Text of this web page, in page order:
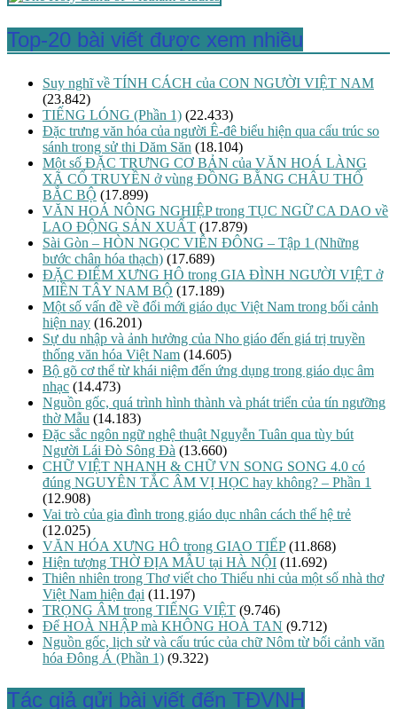
Top-20 bài viết được xem nhiều
Suy nghĩ về TÍNH CÁCH của CON NGƯỜI VIỆT NAM
(23.842)
TIẾNG LÓNG (Phần 1) (22.433)
Đặc trưng văn hóa của người Ê-đê biểu hiện qua cấu trúc so
sánh trong sử thi Dăm Săn (18.104)
Một số ĐẶC TRƯNG CƠ BẢN của VĂN HOÁ LÀNG
XÃ CỔ TRUYỀN ở vùng ĐỒNG BẰNG CHÂU THỔ
BẮC BỘ (17.899)
VĂN HOÁ NÔNG NGHIỆP trong TỤC NGỮ CA DAO về
LAO ĐỘNG SẢN XUẤT (17.879)
Sài Gòn – HÒN NGỌC VIỄN ĐÔNG – Tập 1 (Những
bước chân hóa thạch) (17.689)
ĐẶC ĐIỂM XƯNG HÔ trong GIA ĐÌNH NGƯỜI VIỆT ở
MIỀN TÂY NAM BỘ (17.189)
Một số vấn đề về đổi mới giáo dục Việt Nam trong bối cảnh
hiện nay (16.201)
Sự du nhập và ảnh hưởng của Nho giáo đến giá trị truyền
thống văn hóa Việt Nam (14.605)
Bộ gõ cơ thể từ khái niệm đến ứng dụng trong giáo dục âm
nhạc (14.473)
Nguồn gốc, quá trình hình thành và phát triển của tín ngưỡng
thờ Mẫu (14.183)
Đặc sắc ngôn ngữ nghệ thuật Nguyễn Tuân qua tùy bút
Người Lái Đò Sông Đà (13.660)
CHỮ VIỆT NHANH & CHỮ VN SONG SONG 4.0 có
đúng NGUYÊN TẮC ÂM VỊ HỌC hay không? – Phần 1
(12.908)
Vai trò của gia đình trong giáo dục nhân cách thế hệ trẻ
(12.025)
VĂN HÓA XƯNG HÔ trong GIAO TIẾP (11.868)
Hiện tượng THỜ ĐỊA MẪU tại HÀ NỘI (11.692)
Thiên nhiên trong Thơ viết cho Thiếu nhi của một số nhà thơ
Việt Nam hiện đại (11.197)
TRỌNG ÂM trong TIẾNG VIỆT (9.746)
Để HOÀ NHẬP mà KHÔNG HOÀ TAN (9.712)
Nguồn gốc, lịch sử và cấu trúc của chữ Nôm từ bối cảnh văn
hóa Đông Á (Phần 1) (9.322)
Tác giả gửi bài viết đến TĐVNH